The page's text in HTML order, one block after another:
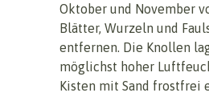
Oktober und November
Blätter, Wurzeln und
entfernen. Die Knollen
möglichst hoher
Kisten mit Sand frostfrei